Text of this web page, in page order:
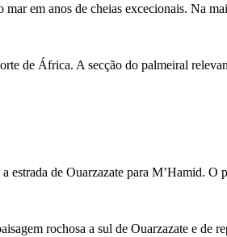
em anos de cheias excecionais. Na
de África. A secção do palmeiral
de Ouarzazate para M’Hamid.
rochosa a sul de Ouarzazate e de